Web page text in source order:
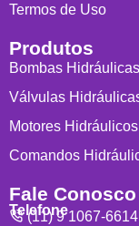
Termos de Uso
Produtos
Bombas Hidráulicas
Válvulas
Motores Hidráulicos
Comandos
Fale Conosco
Telefone
(11) 9 1067-6614